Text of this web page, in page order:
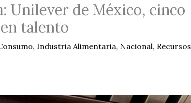
Unilever de México, cinco
talento
, Industria Alimentaria, Nacional, Recursos